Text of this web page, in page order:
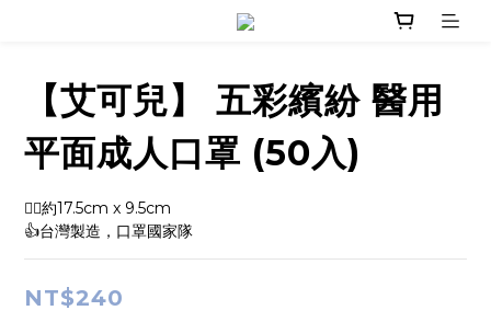
【艾可兒】 五彩繽紛 醫用
平面成人口罩 (50入)
👉🏻約17.5cm x 9.5cm
👍台灣製造，口罩國家隊
NT$240